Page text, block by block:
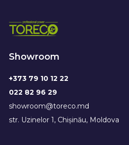
Showroom
+373 79 10 12 22
022 82 96 29
showroom@toreco.md
str. Uzinelor 1, Chișinău, Moldova